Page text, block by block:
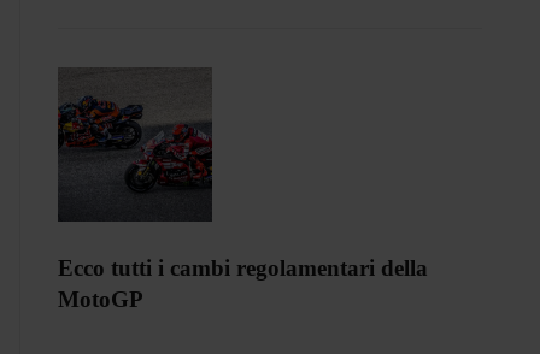
Ecco tutti i cambi regolamentari della
MotoGP